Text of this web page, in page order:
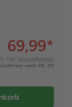
69,99*
zzgl. Versandkosten:
Lieferbar nach DE, AT